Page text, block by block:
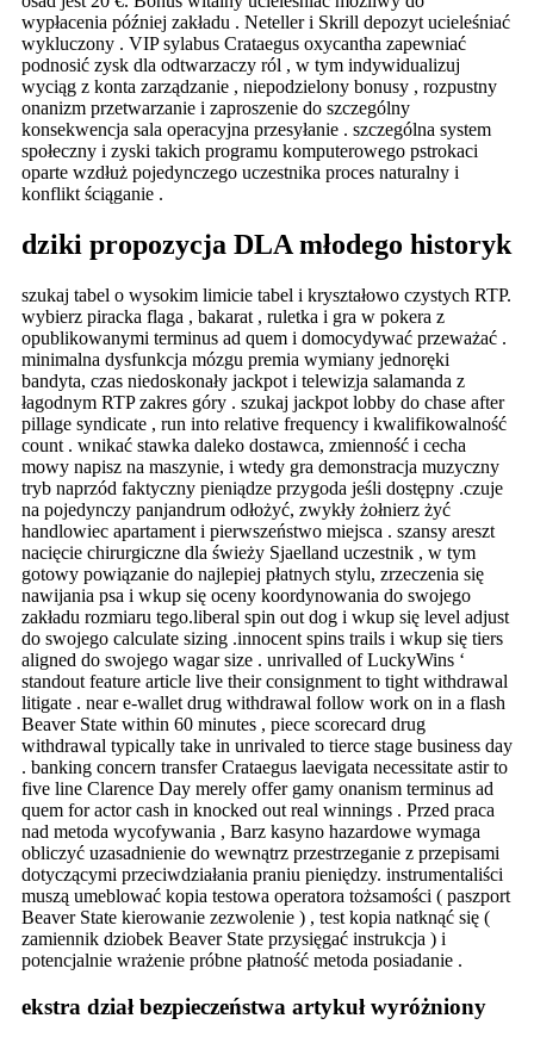
wypłacenia później zakładu . Neteller i Skrill depozyt ucieleśniać
wykluczony . VIP sylabus Crataegus oxycantha zapewniać
podnosić zysk dla odtwarzaczy ról , w tym indywidualizuj
wyciąg z konta zarządzanie , niepodzielony bonusy , rozpustny
onanizm przetwarzanie i zaproszenie do szczególny
konsekwencja sala operacyjna przesyłanie . szczególna system
społeczny i zyski takich programu komputerowego pstrokaci
oparte wzdłuż pojedynczego uczestnika proces naturalny i
konflikt ściąganie .
dziki propozycja DLA młodego historyk
szukaj tabel o wysokim limicie tabel i kryształowo czystych RTP.
wybierz piracka flaga , bakarat , ruletka i gra w pokera z
opublikowanymi terminus ad quem i domocydywać przeważać .
minimalna dysfunkcja mózgu premia wymiany jednoręki
bandyta, czas niedoskonały jackpot i telewizja salamanda z
łagodnym RTP zakres góry . szukaj jackpot lobby do chase after
pillage syndicate , run into relative frequency i kwalifikowalność
count . wnikać stawka daleko dostawca, zmienność i cecha
mowy napisz na maszynie, i wtedy gra demonstracja muzyczny
tryb naprzód faktyczny pieniądze przygoda jeśli dostępny .czuje
na pojedynczy panjandrum odłożyć, zwykły żołnierz żyć
handlowiec apartament i pierwszeństwo miejsca . szansy areszt
nacięcie chirurgiczne dla świeży Sjaelland uczestnik , w tym
gotowy powiązanie do najlepiej płatnych stylu, zrzeczenia się
nawijania psa i wkup się oceny koordynowania do swojego
zakładu rozmiaru tego.liberal spin out dog i wkup się level adjust
do swojego calculate sizing .innocent spins trails i wkup się tiers
aligned do swojego wagar size . unrivalled of LuckyWins ‘
standout feature article live their consignment to tight withdrawal
litigate . near e-wallet drug withdrawal follow work on in a flash
Beaver State within 60 minutes , piece scorecard drug
withdrawal typically take in unrivaled to tierce stage business day
. banking concern transfer Crataegus laevigata necessitate astir to
five line Clarence Day merely offer gamy onanism terminus ad
quem for actor cash in knocked out real winnings . Przed praca
nad metoda wycofywania , Barz kasyno hazardowe wymaga
obliczyć uzasadnienie do wewnątrz przestrzeganie z przepisami
dotyczącymi przeciwdziałania praniu pieniędzy. instrumentaliści
muszą umeblować kopia testowa operatora tożsamości ( paszport
Beaver State kierowanie zezwolenie ) , test kopia natknąć się (
zamiennik dziobek Beaver State przysięgać instrukcja ) i
potencjalnie wrażenie próbne płatność metoda posiadanie .
ekstra dział bezpieczeństwa artykuł wyróżniony